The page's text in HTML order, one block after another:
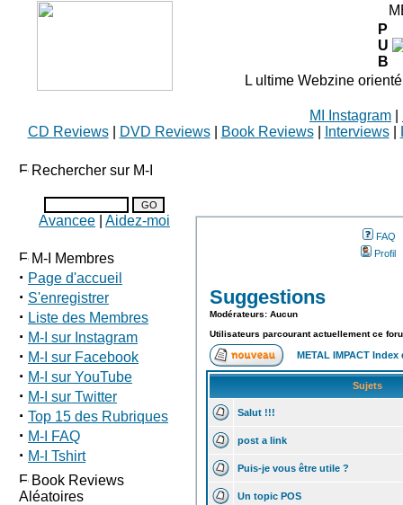
P
U
B
L ultime Webzine
MI Instagram
CD Reviews| DVD Reviews| Book Reviews| Interviews|
Rechercher sur M-I
Avancee Aidez-moi
M-I Membres
· Page d'accueil
· S'enregistrer
· Liste des Membres
· M-I sur Instagram
· M-I sur Facebook
· M-I sur YouTube
· M-I sur Twitter
· Top 15 des Rubriques
· M-I FAQ
· M-I Tshirt
Book Reviews
Aléatoires
FAQ
Profil
Suggestions
Modérateurs: Aucun
Utilisateurs parcourant actuellement ce
METAL IMPACT
Sujets
Salut !!!
post a link
Puis-je vous être utile ?
Un topic POS